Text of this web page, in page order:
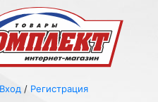
Вход / Регистрация